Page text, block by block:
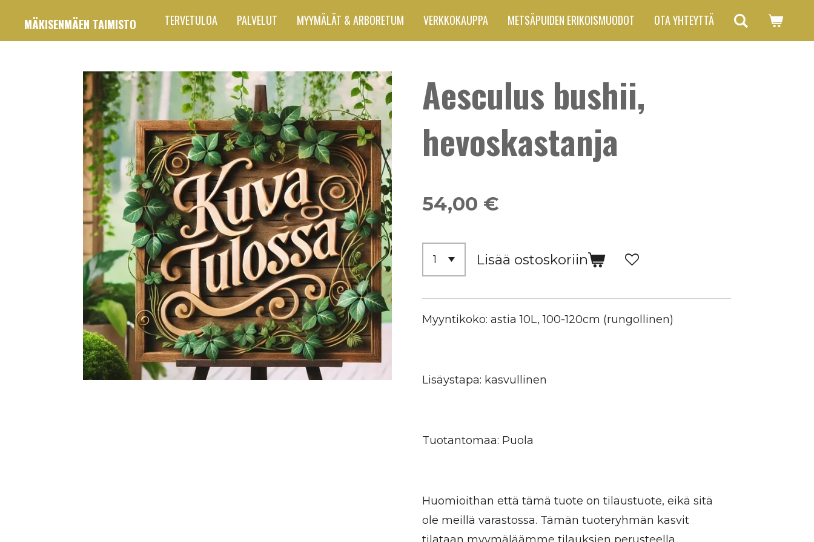
MÄKISENMÄEN TAIMISTO TERVETULOA PALVELUT MYYMÄLÄT & ARBORETUM VERKKOKAUPPA METSÄPUIDEN ERIKOISMUODOT OTA YHTEYTTÄ
Aesculus bushii,
hevoskastanja
54,00 €
Lisää ostoskoriin
Myyntikoko: astia 10L, 100-120cm (rungollinen)
Lisäystapa: kasvullinen
Tuotantomaa: Puola
Huomioithan että tämä tuote on tilaustuote, eikä sitä
ole meillä varastossa. Tämän tuoteryhmän kasvit